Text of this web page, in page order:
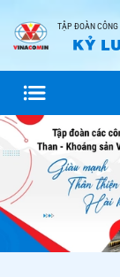
TẬP ĐOÀN CÔNG
KỶ